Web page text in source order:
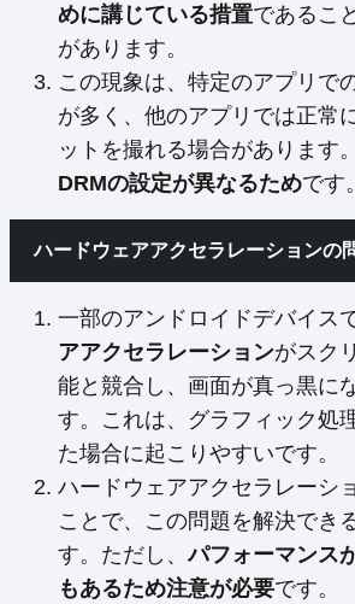
めに講じている措置であるこ
があります。
この現象は、特定のアプリで
が多く、他のアプリでは正常
ットを撮れる場合があります。
DRMの設定が異なるためです。
ハードウェアアクセラレーションの
一部のアンドロイドデバイス
アアクセラレーションがスク
能と競合し、画面が真っ黒に
す。これは、グラフィック処
た場合に起こりやすいです。
ハードウェアアクセラレーシ
ことで、この問題を解決でき
す。ただし、パフォーマンス
もあるため注意が必要です。